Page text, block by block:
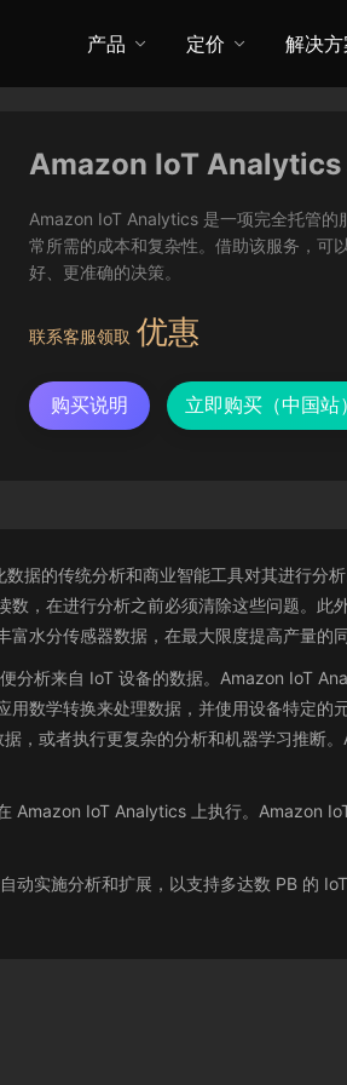
产品 定价 解决方
Amazon IoT Analytics
Amazon IoT Analytics 是一项完全托管的
常所需的成本和复杂性。借助该服务，可
好、更准确的决策。
联系客服领取 优惠
购买说明 立即购买（中国站）
据的传统分析和商业智能工具对其进行
，在进行分析之前必须清除这些问题。
水分传感器数据，在最大限度提高产量的
析来自 IoT 设备的数据。Amazon IoT
数学转换来处理数据，并使用设备特定
，或者执行更复杂的分析和机器学习推
Amazon IoT Analytics 上执行。
动实施分析和扩展，以支持多达数 PB 的